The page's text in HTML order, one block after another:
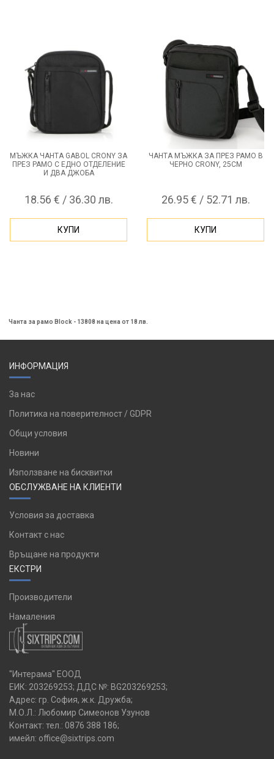
МЪЖКА ЧАНТА GABOL CRONY ЗА
ПРЕЗ РАМО С ЕДНО ОТДЕЛЕНИЕ
И ДВА ДЖОБА
18.56 € / 36.30 лв.
КУПИ
ЧАНТА МЪЖКА ЗА ПРЕЗ РАМО В
ЧЕРНО CRONY, 25СМ
26.95 € / 52.71 лв.
КУПИ
Чанта за рамо Block - 13808 на цена от 18 лв.
ИНФОРМАЦИЯ
За нас
Политика на поверителност / GDPR
Общи условия
Новини
Използване на бисквитки
ОБСЛУЖВАНЕ НА КЛИЕНТИ
Условия за доставка
Контакт с нас
Връщане на продукти
ЕКСТРИ
Производители
Намаления
"Интерама" ЕООД
ЕИК: 203269253; ДДС №: BG203269253;
Адрес: гр. София, ж.к. Дружба;
М.О.Л.: Любомир Симеонов Узунов
Контакт: тел.: 0876 388 186;
имейл: office@sixtrips.com